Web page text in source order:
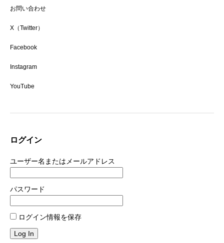
お問い合わせ
X（Twitter）
Facebook
Instagram
YouTube
ログイン
ユーザー名またはメールアドレス
パスワード
ログイン情報を保存